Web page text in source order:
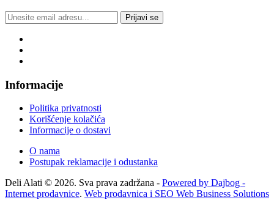
Prijavi se
Informacije
Politika privatnosti
Korišćenje kolačića
Informacije o dostavi
O nama
Postupak reklamacije i odustanka
Deli Alati © 2026. Sva prava zadržana - Powered by Dajbog -
Internet prodavnice. Web prodavnica i SEO Web Business Solutions